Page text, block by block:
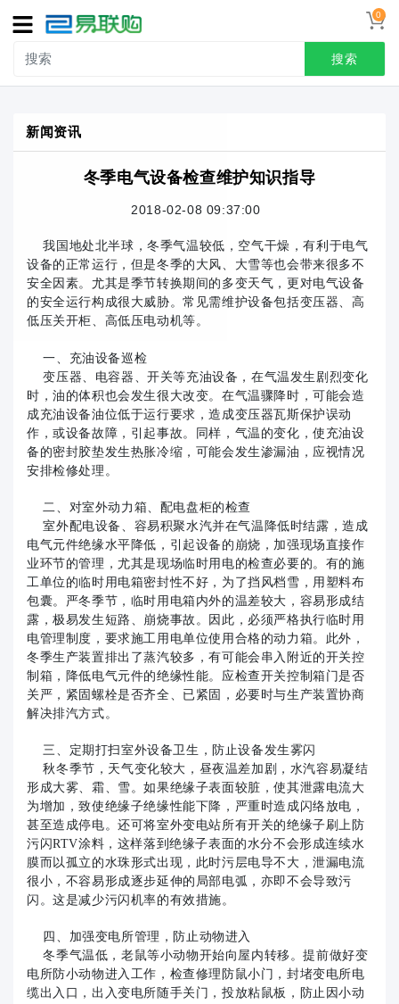
0
搜索
导
航
接线端子
冷压端头
用户中心
新闻资讯
冬季电气设备检查维护知识指导
2018-02-08 09:37:00
我国地处北半球，冬季气温较低，空气干燥，有利于电气
设备的正常运行，但是冬季的大风、大雪等也会带来很多不
安全因素。尤其是季节转换期间的多变天气，更对电气设备
的安全运行构成很大威胁。常见需维护设备包括变压器、高
低压关开柜、高低压电动机等。
一、充油设备巡检
变压器、电容器、开关等充油设备，在气温发生剧烈变化
时，油的体积也会发生很大改变。在气温骤降时，可能会造
成充油设备油位低于运行要求，造成变压器瓦斯保护误动
作，或设备故障，引起事故。同样，气温的变化，使充油设
备的密封胶垫发生热胀冷缩，可能会发生渗漏油，应视情况
安排检修处理。
二、对室外动力箱、配电盘柜的检查
室外配电设备、容易积聚水汽并在气温降低时结露，造成
电气元件绝缘水平降低，引起设备的崩烧，加强现场直接作
业环节的管理，尤其是现场临时用电的检查必要的。有的施
工单位的临时用电箱密封性不好，为了挡风档雪，用塑料布
包囊。严冬季节，临时用电箱内外的温差较大，容易形成结
露，极易发生短路、崩烧事故。因此，必须严格执行临时用
电管理制度，要求施工用电单位使用合格的动力箱。此外，
冬季生产装置排出了蒸汽较多，有可能会串入附近的开关控
制箱，降低电气元件的绝缘性能。应检查开关控制箱门是否
关严，紧固螺栓是否齐全、已紧固，必要时与生产装置协商
解决排汽方式。
三、定期打扫室外设备卫生，防止设备发生雾闪
秋冬季节，天气变化较大，昼夜温差加剧，水汽容易凝结
形成大雾、霜、雪。如果绝缘子表面较脏，使其泄露电流大
为增加，致使绝缘子绝缘性能下降，严重时造成闪络放电，
甚至造成停电。还可将室外变电站所有开关的绝缘子刷上防
污闪RTV涂料，这样落到绝缘子表面的水分不会形成连续水
膜而以孤立的水珠形式出现，此时污层电导不大，泄漏电流
很小，不容易形成逐步延伸的局部电弧，亦即不会导致污
闪。这是减少污闪机率的有效措施。
四、加强变电所管理，防止动物进入
冬季气温低，老鼠等小动物开始向屋内转移。提前做好变
电所防小动物进入工作，检查修理防鼠小门，封堵变电所电
缆出入口，出入变电所随手关门，投放粘鼠板，防止因小动